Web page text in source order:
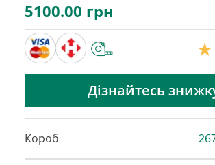
5100.00 грн
Дізнайтесь
Короб